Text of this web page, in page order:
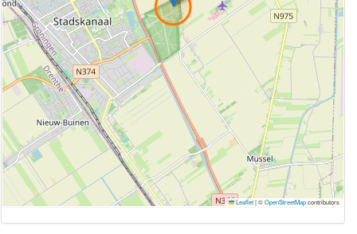
Leaflet|©OpenStreetMapcontributors